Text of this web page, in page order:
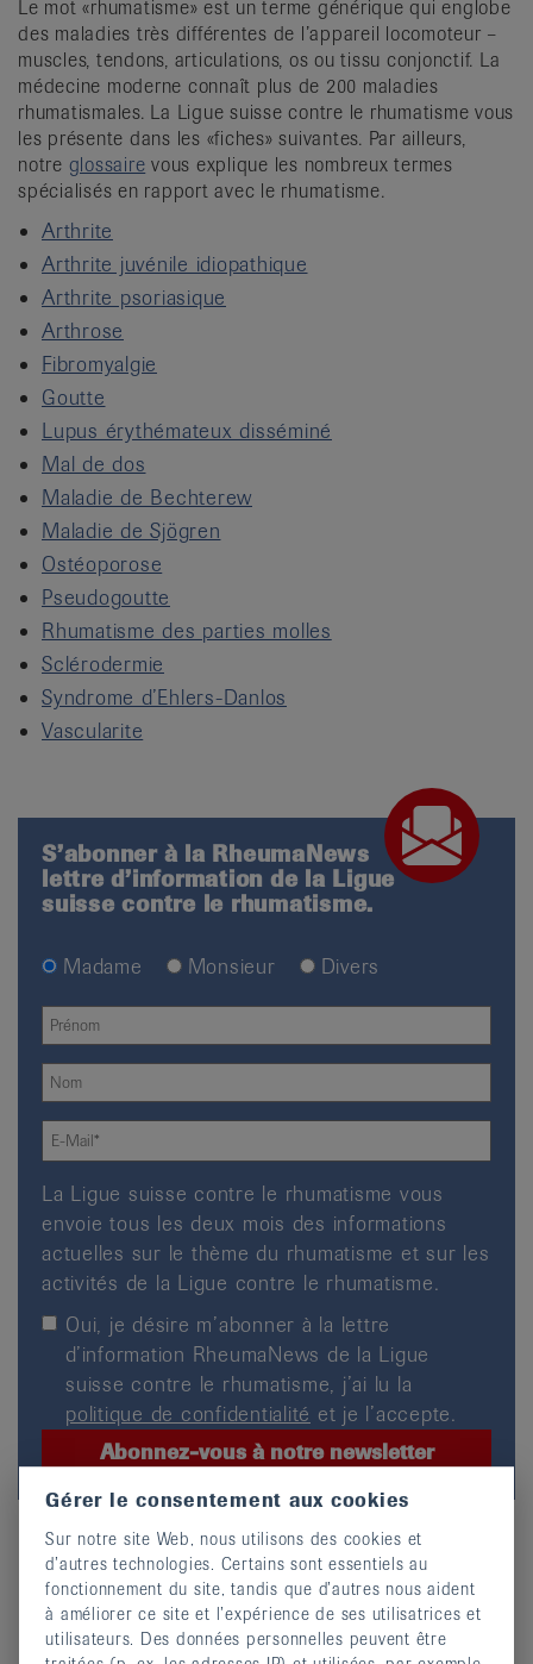
Le mot «rhumatisme» est un terme générique qui englobe
des maladies très différentes de l’appareil locomoteur –
muscles, tendons, articulations, os ou tissu conjonctif. La
médecine moderne connaît plus de 200 maladies
rhumatismales. La Ligue suisse contre le rhumatisme vous
les présente dans les «fiches» suivantes. Par ailleurs,
notre glossaire vous explique les nombreux termes
spécialisés en rapport avec le rhumatisme.
Arthrite
Arthrite juvénile idiopathique
Arthrite psoriasique
Arthrose
Fibromyalgie
Goutte
Lupus érythémateux disséminé
Mal de dos
Maladie de Bechterew
Maladie de Sjögren
Ostéoporose
Pseudogoutte
Rhumatisme des parties molles
Sclérodermie
Syndrome d’Ehlers-Danlos
Vascularite
S’abonner à la RheumaNews
lettre d’information de la Ligue
suisse contre le rhumatisme.
Madame Monsieur Divers
La Ligue suisse contre le rhumatisme vous
envoie tous les deux mois des informations
actuelles sur le thème du rhumatisme et sur les
activités de la Ligue contre le rhumatisme.
Oui, je désire m’abonner à la lettre
d’information RheumaNews de la Ligue
suisse contre le rhumatisme, j’ai lu la
politique de confidentialité et je l’accepte.
Informations complémentaires
Glossaire
Gérer le consentement aux cookies
Sur notre site Web, nous utilisons des cookies et
d’autres technologies. Certains sont essentiels au
fonctionnement du site, tandis que d’autres nous aident
à améliorer ce site et l’expérience de ses utilisatrices et
utilisateurs. Des données personnelles peuvent être